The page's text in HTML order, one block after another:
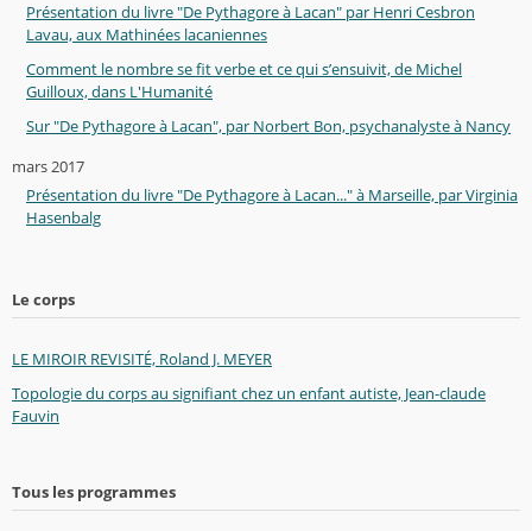
Présentation du livre "De Pythagore à Lacan" par Henri Cesbron
Lavau, aux Mathinées lacaniennes
Comment le nombre se fit verbe et ce qui s’ensuivit, de Michel
Guilloux, dans L'Humanité
Sur "De Pythagore à Lacan", par Norbert Bon, psychanalyste à Nancy
mars 2017
Présentation du livre "De Pythagore à Lacan..." à Marseille, par Virginia
Hasenbalg
Le corps
LE MIROIR REVISITÉ, Roland J. MEYER
Topologie du corps au signifiant chez un enfant autiste, Jean-claude
Fauvin
Tous les programmes